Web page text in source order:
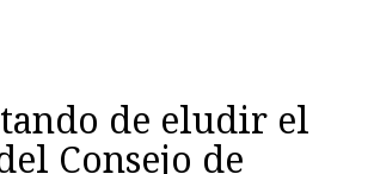
de eludir el
Consejo de